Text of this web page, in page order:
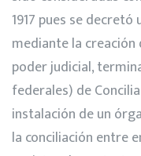
1917 pues se
mediante la
poder judicial,
federales) de
instalación de un
la conciliación entre